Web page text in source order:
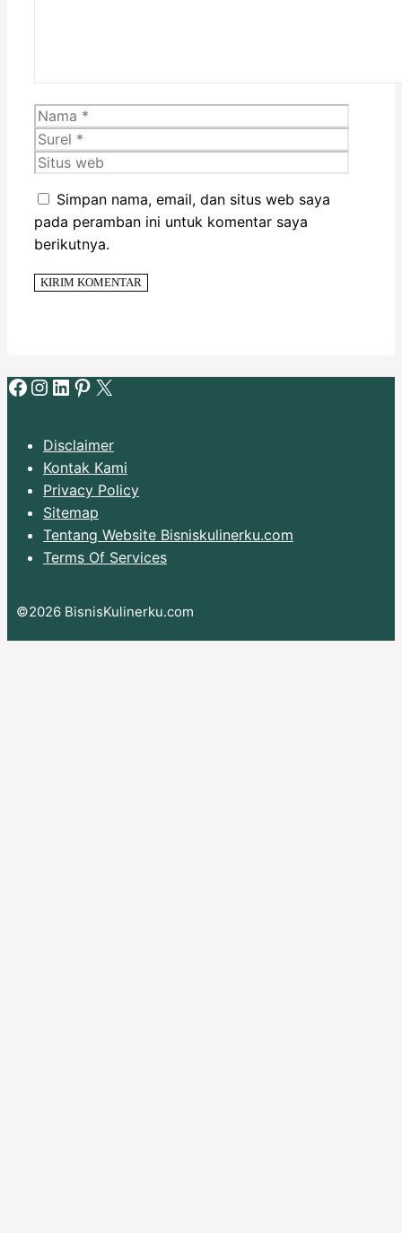
Nama
Simpan nama, email, dan situs web saya
pada peramban ini untuk komentar saya
berikutnya.
Facebook
Instagram
LinkedIn
Pinterest
X
Disclaimer
Kontak Kami
Privacy Policy
Sitemap
Tentang Website Bisniskulinerku.com
Terms Of Services
©2026 BisnisKulinerku.com